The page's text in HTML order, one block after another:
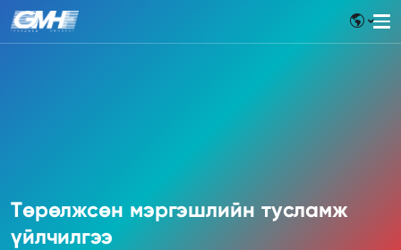
Төрөлжсөн мэргэшлийн тусламж
үйлчилгээ